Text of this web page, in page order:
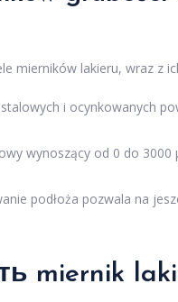
mierników lakieru, wraz z
i ocynkowanych
wynoszący od 0 do
podłoża pozwala na
miernik